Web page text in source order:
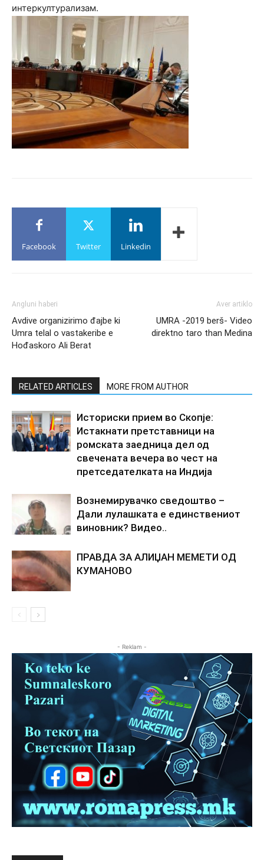
интеркултурализам.
Facebook Twitter Linkedin
Angluni haberi
Avdive organizirimo đajbe ki
Umra telal o vastakeribe e
Hođaskoro Ali Berat
Aver artiklo
UMRA -2019 berš- Video
direktno taro than Medina
RELATED ARTICLES MORE FROM AUTHOR
Историски прием во Скопје:
Истакнати претставници на
ромската заедница дел од
свечената вечера во чест на
претседателката на Индија
Вознемирувачко сведоштво –
Дали лулашката е единствениот
виновник? Видео..
ПРАВДА ЗА АЛИЏАН МЕМЕТИ ОД
КУМАНОВО
- Reklam -